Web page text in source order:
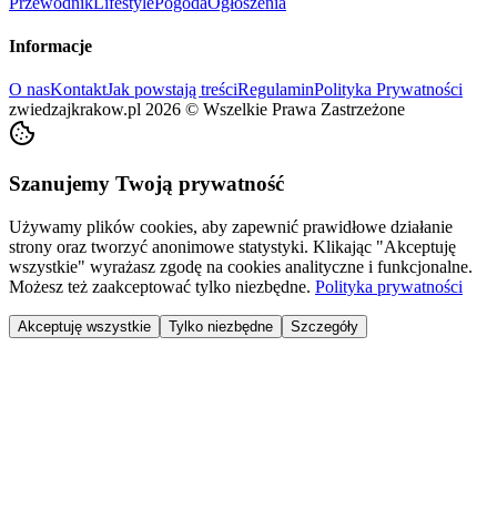
Informacje
O nasKontaktJak powstają treściRegulaminPolityka Prywatności
zwiedzajkrakow.pl 2026 © Wszelkie Prawa Zastrzeżone
Szanujemy Twoją prywatność
Używamy plików cookies, aby zapewnić prawidłowe działanie
strony oraz tworzyć anonimowe statystyki. Klikając "Akceptuję
wszystkie" wyrażasz zgodę na cookies analityczne i funkcjonalne.
Możesz też zaakceptować tylko niezbędne. Polityka prywatności
Akceptuję wszystkie Tylko niezbędne Szczegóły